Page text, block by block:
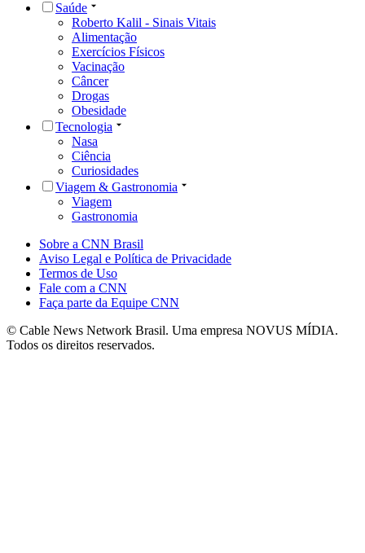
Saúde
Roberto Kalil - Sinais Vitais
Alimentação
Exercícios Físicos
Vacinação
Câncer
Drogas
Obesidade
Tecnologia
Nasa
Ciência
Curiosidades
Viagem & Gastronomia
Viagem
Gastronomia
Sobre a CNN Brasil
Aviso Legal e Política de Privacidade
Termos de Uso
Fale com a CNN
Faça parte da Equipe CNN
© Cable News Network Brasil. Uma empresa NOVUS MÍDIA.
Todos os direitos reservados.